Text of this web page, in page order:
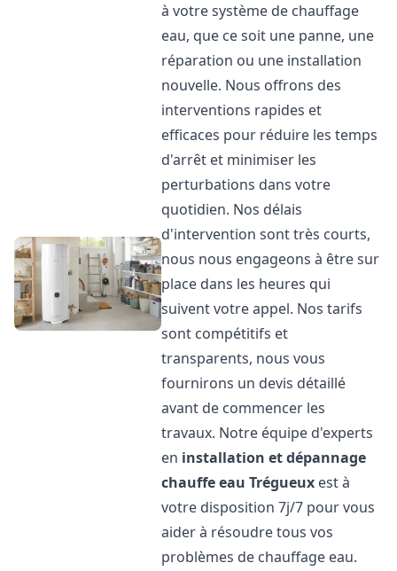
à votre système de chauffage
eau, que ce soit une panne, une
réparation ou une installation
nouvelle. Nous offrons des
interventions rapides et
efficaces pour réduire les temps
d'arrêt et minimiser les
perturbations dans votre
quotidien. Nos délais
d'intervention sont très courts,
nous nous engageons à être sur
place dans les heures qui
suivent votre appel. Nos tarifs
sont compétitifs et
transparents, nous vous
fournirons un devis détaillé
avant de commencer les
travaux. Notre équipe d'experts
en installation et dépannage
chauffe eau Trégueux est à
votre disposition 7j/7 pour vous
aider à résoudre tous vos
problèmes de chauffage eau.